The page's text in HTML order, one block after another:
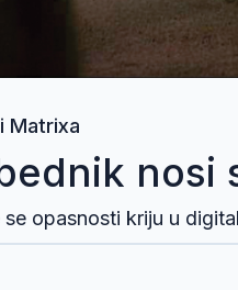
Matrixa
nosi
se opasnosti kriju u